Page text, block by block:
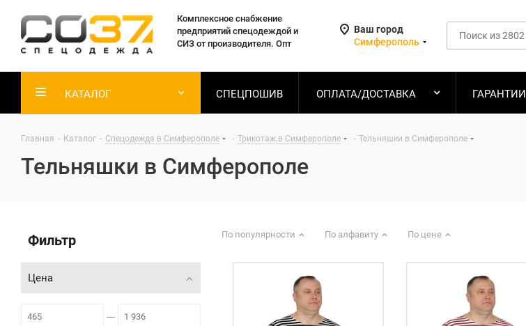
Комплексное снабжение
предприятий спецодеждой и
СИЗ от производителя. Опт
Ваш город
Симферополь
КАТАЛОГ СПЕЦПОШИВ ОПЛАТА/ДОСТАВКА ГАРАНТИИ
Главная - Каталог - Спецодежда в Симферополе - Трикотаж в Симферополе - Тельняшки в Симферополе
Тельняшки в Симферополе
По популярности По алфавиту По цене
Фильтр
Цена